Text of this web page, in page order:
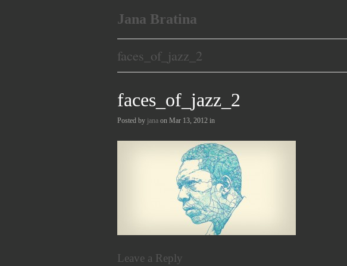
Jana Bratina
faces_of_jazz_2
faces_of_jazz_2
Posted by jana on Mar 13, 2012 in
Leave a Reply